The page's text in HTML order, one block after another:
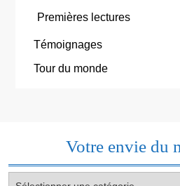
Premières lectures
Témoignages
Tour du monde
Votre envie du